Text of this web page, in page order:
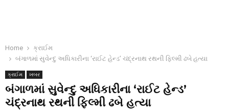
Home
ક્રાઈમ
બંગાળમાં સુવેન્દુ અધિકારીના ‘રાઈટ હેન્ડ’ ચંદ્રનાથ રથની ફિલ્મી ઢબે હત્યા
ક્રાઈમ ખબર
બંગાળમાં સુવેન્દુ અધિકારીના ‘રાઈટ હેન્ડ’
ચંદ્રનાથ રથની ફિલ્મી ઢબે હત્યા